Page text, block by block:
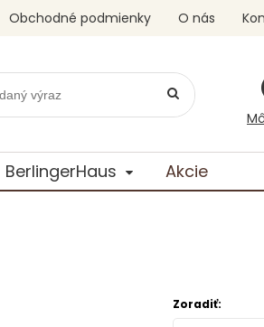
Obchodné podmienky O nás
BerlingerHaus Akcie
Zoradiť: